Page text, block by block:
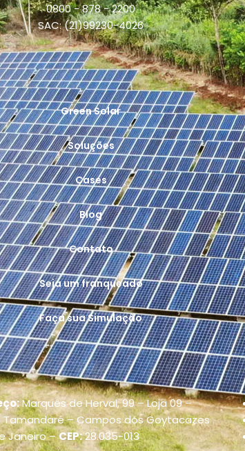
0800 - 878 - 2200
SAC: (21)99230-4026
Green Solar
Soluções
Cases
Blog
Contato
Seja um franqueado
Faça sua Simulação
Marquês de Herval, 99 – Loja 09 –
Tamandaré –Campos dos Goytacazes
Janeiro –CEP:28.035-013